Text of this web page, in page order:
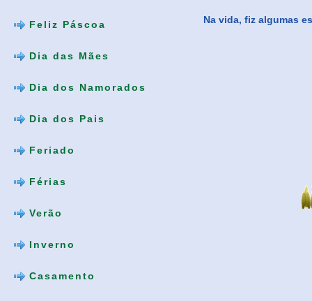
Feliz Páscoa
Dia das Mães
Dia dos Namorados
Dia dos Pais
Feriado
Férias
Verão
Inverno
Casamento
Na vida, fiz algumas